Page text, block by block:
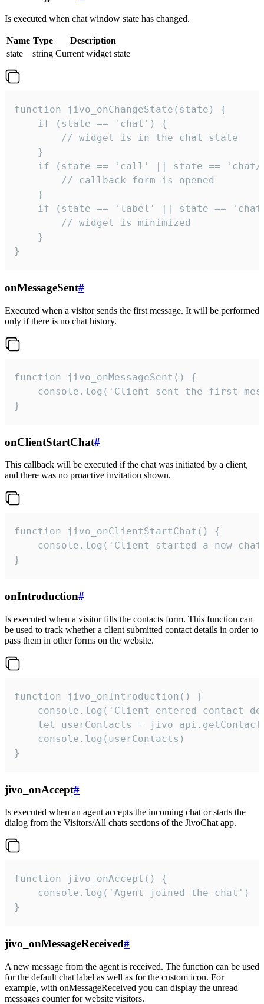
Is executed when chat window state has changed.
Name Type
Description
state
string Current widget state
function jivo_onChangeState(state) {
    if (state == 'chat') {
        // widget is in the chat state
    }
if (state == 'call' || state ==
        // callback form is opened
    }
if (state == 'label' || state ==
        // widget is minimized
    }
}
onMessageSent#
Executed when a visitor sends the first message. It will be performed
only if there is no chat history.
function jivo_onMessageSent() {
console.log('Client sent the first
}
onClientStartChat#
This callback will be executed if the chat was initiated by a client,
and there was no proactive invitation shown.
function jivo_onClientStartChat() {
console.log('Client started a new
}
onIntroduction#
Is executed when a visitor fills the contacts form. This function can
be used to track whether a client submitted contact details in order to
pass them in other forms on the website.
function jivo_onIntroduction() {
console.log('Client entered contact
let userContacts =
    console.log(userContacts)
}
jivo_onAccept#
Is executed when an agent accepts the incoming chat or starts the
dialog from the Visitors/All chats sections of the JivoChat app.
function jivo_onAccept() {
}
jivo_onMessageReceived#
A new message from the agent is received. The function can be used
for the default chat label as well as for the custom icon. For
example, with onMessageReceived you can display the unread
messages counter for website visitors.